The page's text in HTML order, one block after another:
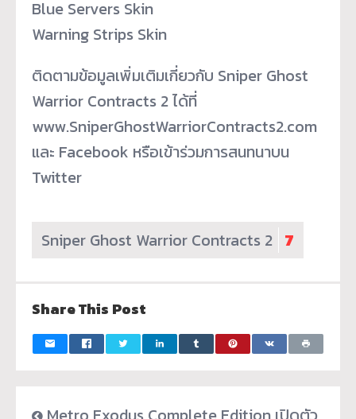
Blue Servers Skin
Warning Strips Skin
ติดตามข้อมูลเพิ่มเติมเกี่ยวกับ Sniper Ghost
Warrior Contracts 2 ได้ที่
www.SniperGhostWarriorContracts2.com
และ Facebook หรือเข้าร่วมการสนทนาบน
Twitter
Sniper Ghost Warrior Contracts 2 7
Share This Post